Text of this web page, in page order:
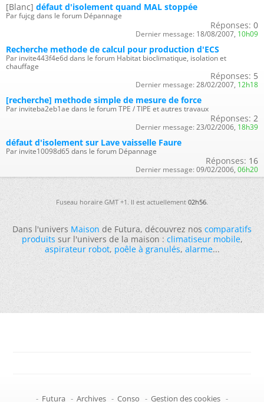
[Blanc] défaut d'isolement quand MAL stoppée
Par fujcg dans le forum Dépannage
Réponses: 0
Dernier message: 18/08/2007, 10h09
Recherche methode de calcul pour production d'ECS
Par invite443f4e6d dans le forum Habitat bioclimatique, isolation et
chauffage
Réponses: 5
Dernier message: 28/02/2007, 12h18
[recherche] methode simple de mesure de force
Par inviteba2eb1ae dans le forum TPE / TIPE et autres travaux
Réponses: 2
Dernier message: 23/02/2006, 18h39
défaut d'isolement sur Lave vaisselle Faure
Par invite10098d65 dans le forum Dépannage
Réponses: 16
Dernier message: 09/02/2006, 06h20
Fuseau horaire GMT +1. Il est actuellement02h56.
Dans l'universMaisonde Futura, découvrez noscomparatifs
produitssur l'univers de la maison :climatiseur mobile,
aspirateur robot,poêle à granulés,alarme...
- Futura - Archives - Conso - Gestion des cookies -